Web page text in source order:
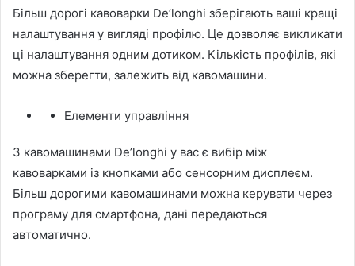
Більш дорогі кавоварки De’longhi зберігають ваші кращі
налаштування у вигляді профілю. Це дозволяє викликати
ці налаштування одним дотиком. Кількість профілів, які
можна зберегти, залежить від кавомашини.
Елементи управління
З кавомашинами De’longhi у вас є вибір між
кавоварками із кнопками або сенсорним дисплеєм.
Більш дорогими кавомашинами можна керувати через
програму для смартфона, дані передаються
автоматично.